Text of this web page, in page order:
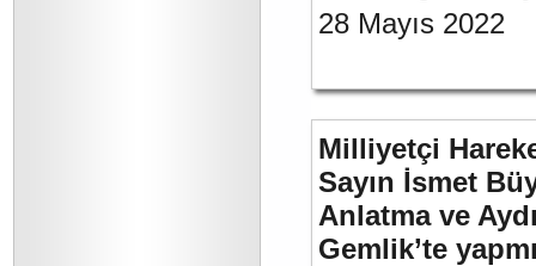
28 Mayıs 2022
Milliyetçi
Sayın İsmet
Anlatma ve
Gemlik’te